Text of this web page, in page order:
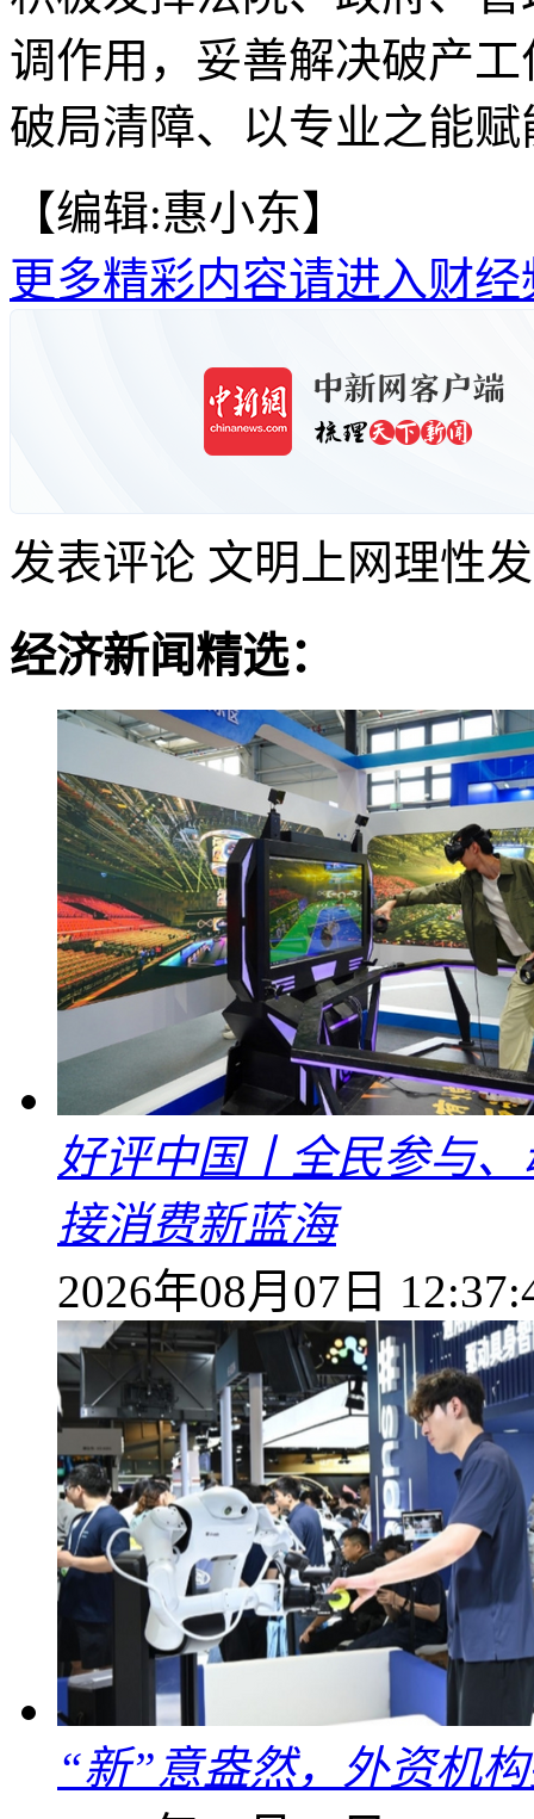
调作用，妥善解决破产
破局清障、以专业之能
【编辑:惠小东】
更多精彩内容请进入财经
发表评论 文明上网理性
经济新闻精选：
好评中国丨全民参与
接消费新蓝海
2026年08月07日
“新”意盎然，外资机